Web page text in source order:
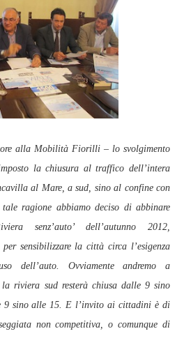
alla Mobilità Fiorilli – lo svolgimento
la chiusura al traffico dell’intera
al Mare, a sud, sino al confine con
ragione abbiamo deciso di abbinare
senz’auto’ dell’autunno 2012,
sensibilizzare la città circa l’esigenza
dell’auto. Ovviamente andremo a
riviera sud resterà chiusa dalle 9 sino
sino alle 15. E l’invito ai cittadini è di
non competitiva, o comunque di